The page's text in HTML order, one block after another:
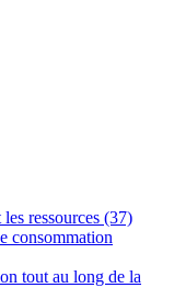
ressources (37)
consommation
tout au long de la